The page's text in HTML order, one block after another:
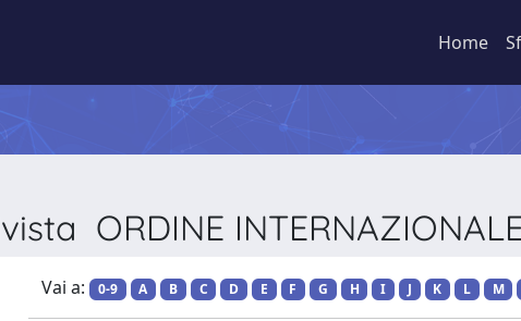
Home
ORDINE
Vai a: 0-9 A B C D E F G H I J K L M